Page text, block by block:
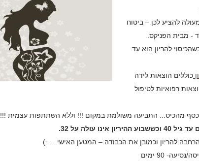
להציע לכן – ביטוח
- מבית הפניקס.
גבול האחריות הינו 2,500,000 $, כשהכיסוי להריון הוא עד
כוללים הוצאות לידה
רפואיות לטיפול
כסף מהכיס... התביעה משולמת במקום !!! וללא השתתפות עצמית !!!
ההיריון אינו עולה על 32.
90 ימים